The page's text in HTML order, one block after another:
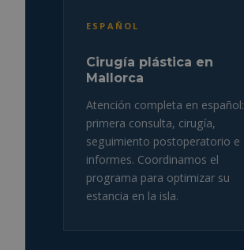
ESPAÑOL
Cirugía plástica en
Mallorca
Atención completa en español:
primera consulta, cirugía,
seguimiento postoperatorio e
informes. Coordinamos el
programa para optimizar su
estancia en la isla.